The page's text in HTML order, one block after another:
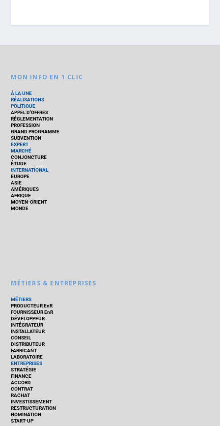
MON INFO EN 1 CLIC
À LA UNE
RÉALISATIONS
POLITIQUE
APPEL D’OFFRES
RÉGLEMENTATION
PROFESSION
GRAND PROGRAMME
SUBVENTION
EXPERT
MARCHÉ
CONJONCTURE
ÉTUDE
INTERNATIONAL
EUROPE
ASIE
AMÉRIQUES
AFRIQUE
MOYEN-ORIENT
MONDE
MÉTIERS & ENTREPRISES
MÉTIERS
PRODUCTEUR EnR
FOURNISSEUR EnR
DÉVELOPPEUR
INTÉGRATEUR
INSTALLATEUR
CONSEIL
DISTRIBUTEUR
FABRICANT
LABORATOIRE
ENTREPRISES
STRATÉGIE
FINANCE
ACCORD
CONTRAT
RACHAT
INVESTISSEMENT
RESTRUCTURATION
NOMINATION
START-UP